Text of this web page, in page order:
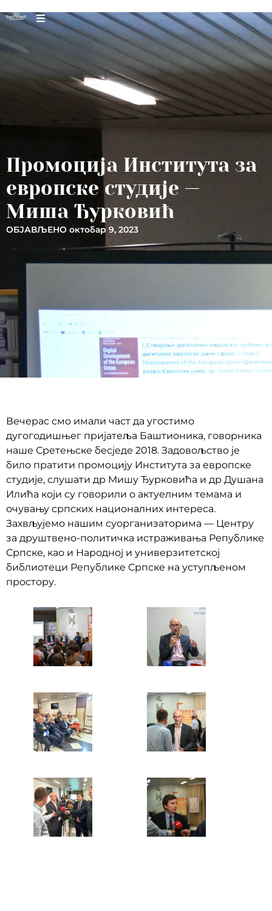
Промоција Института за
европске студије —
Миша Ђурковић
ОБЈАВЉЕНО октобар 9, 2023
Вечерас смо имали част да угостимо
дугогодишњег пријатеља Баштионика, говорника
наше Сретењске бесједе 2018. Задовољство је
било пратити промоцију Института за европске
студије, слушати др Мишу Ђурковића и др Душана
Илића који су говорили о актуелним темама и
очувању српских националних интереса.
Захвљујемо нашим суорганизаторима — Центру
за друштвено-политичка истраживања Републике
Српске, као и Народној и универзитетској
библиотеци Републике Српске на уступљеном
простору.